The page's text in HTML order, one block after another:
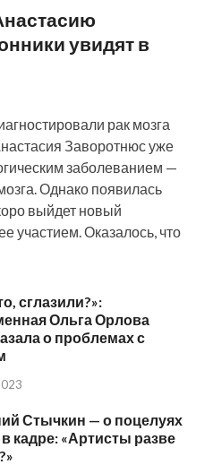
увидят в
рак мозга
Заворотнюс уже
заболеванием —
Однако появилась
выйдет новый
участием. Оказалось, что
сглазили?»:
Ольга Орлова
о проблемах с
Стычкин — о поцелуях
кадре: «Артисты разве